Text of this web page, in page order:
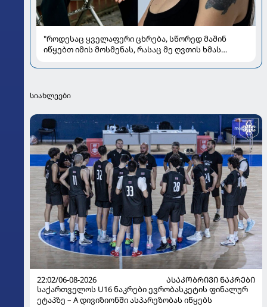
"როდესაც ყველაფერი ცხრება, სწორედ მაშინ
იწყებთ იმის მოსმენას, რასაც მე ღვთის ხმას
საზოგადოებას
სიახლეები
22:02/06-08-2026
ᲐᲡᲐᲙᲝᲑᲠᲘᲕᲘ ᲜᲐᲙᲠᲔᲑᲘ
საქართველოს U16 ნაკრები ევრობასკეტის ფინალურ
ეტაპზე – A დივიზიონში ასპარეზობას იწყებს